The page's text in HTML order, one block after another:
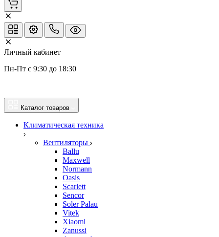
Личный кабинет
Пн-Пт с 9:30 до 18:30
Каталог товаров
Климатическая техника
Вентиляторы
Ballu
Maxwell
Normann
Oasis
Scarlett
Sencor
Soler Palau
Vitek
Xiaomi
Zanussi